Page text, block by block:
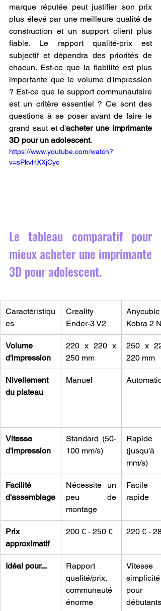
marque réputée peut justifier son prix
plus élevé par une meilleure qualité de
construction et un support client plus
fiable. Le rapport qualité-prix est
subjectif et dépendra des priorités de
chacun. Est-ce que la fiabilité est plus
importante que le volume d'impression
? Est-ce que le support communautaire
est un critère essentiel ? Ce sont des
questions à se poser avant de faire le
grand saut et d'acheter une imprimante
3D pour un adolescent.
https://www.youtube.com/watch?
v=sPkvHXXjCyc
Le tableau comparatif pour
mieux acheter une imprimante
3D pour adolescent.
Caractéristiqu
es
Creality
Ender-3 V2
Anycubic
Kobra 2
Volume
d'impression
220 x 220 x
250 mm
250 x
220 mm
Nivellement
du plateau
Manuel
Vitesse
d'impression
Standard (50-
100 mm/s)
Rapide
(jusqu'à
mm/s)
Facilité
d'assemblage
Nécessite un
peu de
montage
Facile
rapide
Prix
approximatif
200 € - 250 € 220 € -
Idéal pour...
Rapport
qualité/prix,
communauté
énorme
simplicité
pour
débutants